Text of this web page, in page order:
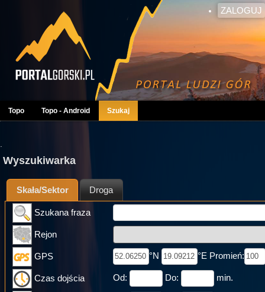
ZALOGUJ
Topo Topo - Android Szukaj
Wyszukiwarka
Skała/Sektor Droga
Szukana fraza
Rejon
GPS °N °E Promień:
Czas dojścia Od: Do: min.